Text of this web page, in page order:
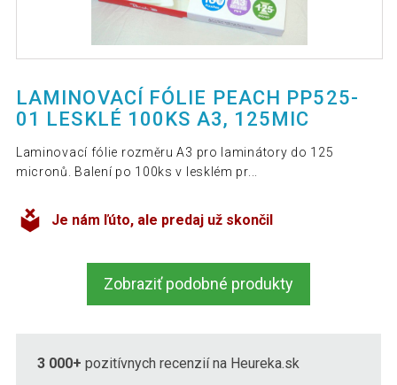
LAMINOVACÍ FÓLIE PEACH PP525-
01 LESKLÉ 100KS A3, 125MIC
Laminovací fólie rozměru A3 pro laminátory do 125
micronů. Balení po 100ks v lesklém pr...
Je nám ľúto, ale predaj už skončil
Zobraziť podobné produkty
3 000+ pozitívnych recenzií na Heureka.sk